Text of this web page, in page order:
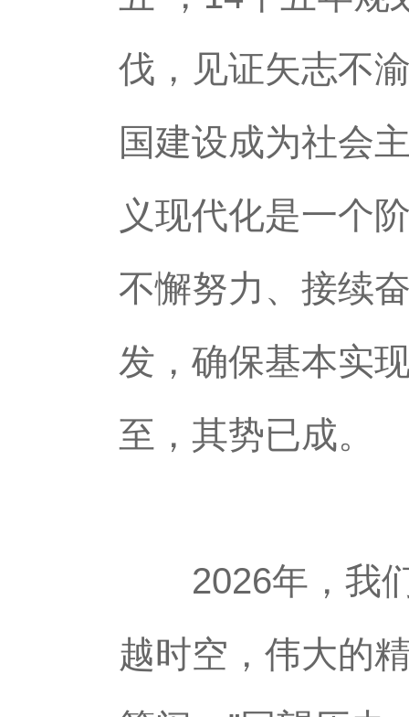
伐，见证矢志不
国建设成为社会
义现代化是一个
不懈努力、接续
发，确保基本实
至，其势已成。
2026年，我们
越时空，伟大的